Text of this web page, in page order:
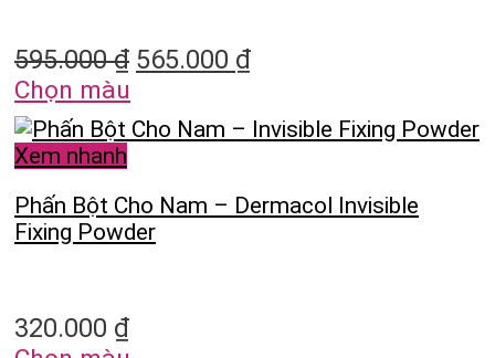
595.000₫ 565.000 ₫
Chọn màu
Xem nhanh
Phấn Bột Cho Nam – Dermacol Invisible
Fixing Powder
320.000 ₫